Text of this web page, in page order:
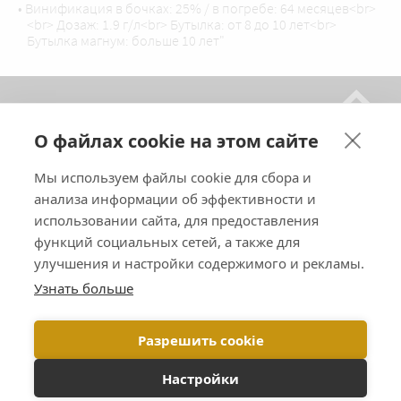
О файлах cookie на этом сайте
Мы используем файлы cookie для сбора и
анализа информации об эффективности и
использовании сайта, для предоставления
функций социальных сетей, а также для
улучшения и настройки содержимого и рекламы.
Узнать больше
Разрешить cookie
Настройки
• Винификация в бочках: 25% / в погребе: 64 месяцев<br>
<br> Дозаж: 1.9 г/л<br> Бутылка: от 8 до 10 лет<br>
Бутылка магнум: больше 10 лет"
ШАМПАНСКОЕ
ЭКСКУРСИИ
КОНТАКТЫ
ПОДПИШИТЕСЬ НА НАШИ НОВОСТИ
ЧРЕЗМЕРНОЕ ПОТРЕБЛЕНИЕ АЛКОГОЛЯ ОПАСНО ДЛЯ ЗДОРОВЬЯ. |